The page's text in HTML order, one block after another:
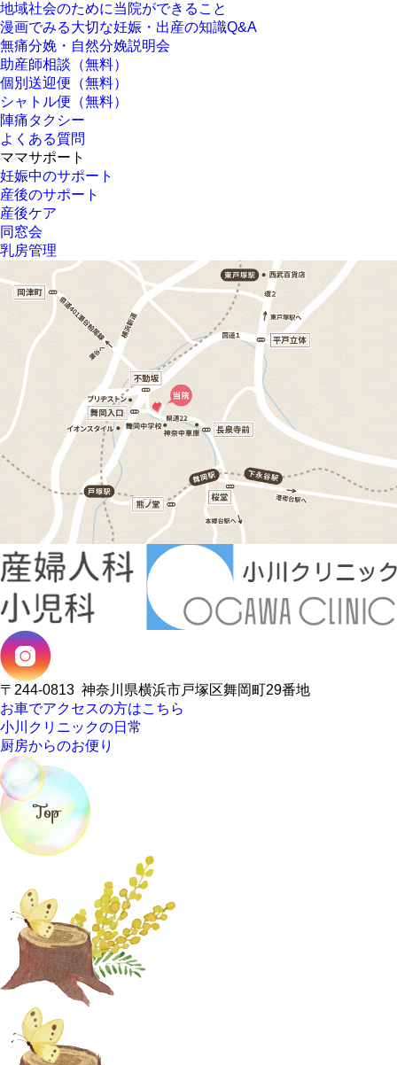
地域社会のために当院ができること
漫画でみる大切な妊娠・出産の知識Q&A
無痛分娩・自然分娩説明会
助産師相談（無料）
個別送迎便（無料）
シャトル便（無料）
陣痛タクシー
よくある質問
ママサポート
妊娠中のサポート
産後のサポート
産後ケア
同窓会
乳房管理
〒244-0813 神奈川県横浜市戸塚区舞岡町29番地
お車でアクセスの方はこちら
小川クリニックの日常
厨房からのお便り